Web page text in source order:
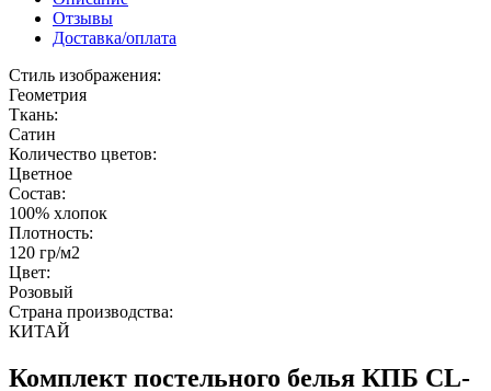
Отзывы
Доставка/оплата
Стиль изображения:
Геометрия
Ткань:
Сатин
Количество цветов:
Цветное
Состав:
100% хлопок
Плотность:
120 гр/м2
Цвет:
Розовый
Страна производства:
КИТАЙ
Комплект постельного белья КПБ CL-